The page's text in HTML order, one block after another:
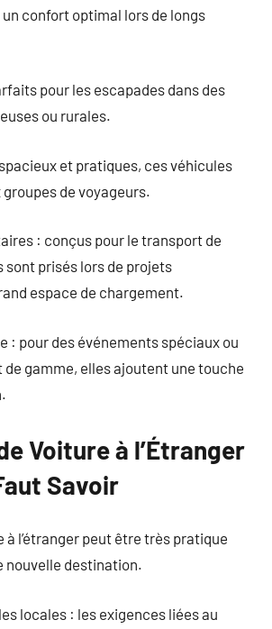
confort optimal lors de longs
pour les escapades dans des
ou rurales.
et pratiques, ces véhicules
de voyageurs.
: conçus pour le transport de
sont prisés lors de projets
espace de chargement.
: pour des événements spéciaux ou
de gamme, elles ajoutent une touche
Voiture à l’Étranger
Savoir
à l’étranger peut être très pratique
nouvelle destination.
locales : les exigences liées au